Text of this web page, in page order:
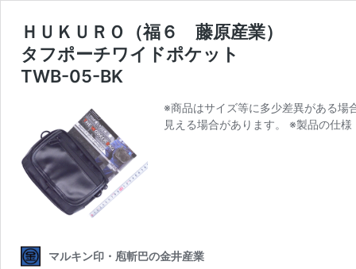
ＨＵＫＵＲＯ（福６ 藤原産業）
タフポーチワイドポケット
TWB-05-BK
※商品はサイズ等に多少差異がある場
見える場合があります。 ※製品の仕
マルキン印・庖斬巴の金井産業